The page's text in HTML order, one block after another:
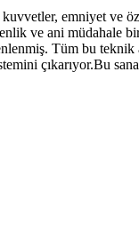
kuvvetler, emniyet ve
ve ani müdahale
Tüm bu teknik
çıkarıyor.Bu